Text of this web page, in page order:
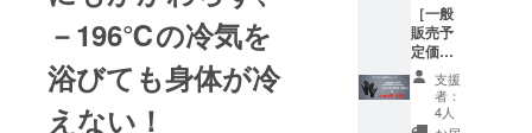
－196℃の冷気を
浴びても身体が冷
えない！
外の素晴ら
しい製品を
発掘して日
本の皆様に
紹介すると
［一般
販売予
定価格
14,600
円(税込)
の39%
オ
支援
者：
4人